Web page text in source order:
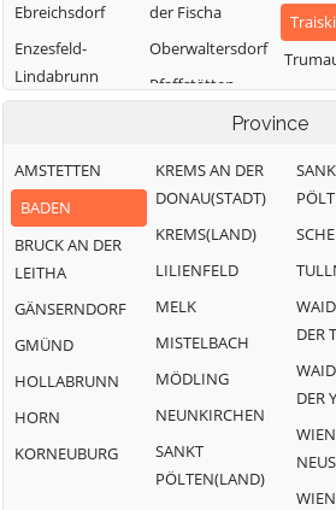
Ebreichsdorf
Enzesfeld-
Lindabrunn
Günselsdorf
der Fischa
Oberwaltersdorf
Pfaffstätten
der
Province
AMSTETTEN
BADEN
BRUCK AN DER
LEITHA
GÄNSERNDORF
GMÜND
HOLLABRUNN
HORN
KORNEUBURG
KREMS AN DER
DONAU(STADT)
KREMS(LAND)
LILIENFELD
MELK
MISTELBACH
MÖDLING
NEUNKIRCHEN
SANKT
PÖLTEN(LAND)
DER
DER